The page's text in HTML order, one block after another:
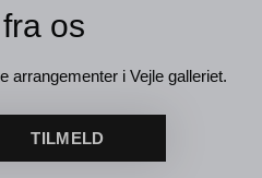
os
arrangementer i Vejle galleriet.
TILMELD